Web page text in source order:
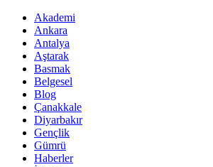
Akademi
Ankara
Antalya
Aştarak
Basmak
Belgesel
Blog
Çanakkale
Diyarbakır
Gençlik
Gümrü
Haberler